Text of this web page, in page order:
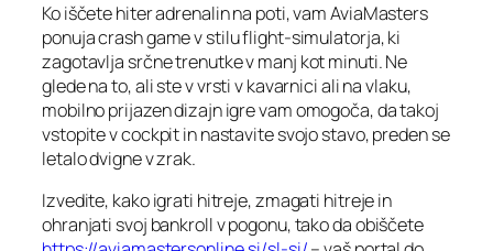
Ko iščete hiter adrenalin na poti, vam AviaMasters
ponuja crash game v stilu flight‑simulatorja, ki
zagotavlja srčne trenutke v manj kot minuti. Ne
glede na to, ali ste v vrsti v kavarnici ali na vlaku,
mobilno prijazen dizajn igre vam omogoča, da takoj
vstopite v cockpit in nastavite svojo stavo, preden se
letalo dvigne v zrak.
Izvedite, kako igrati hitreje, zmagati hitreje in
ohranjati svoj bankroll v pogonu, tako da obiščete